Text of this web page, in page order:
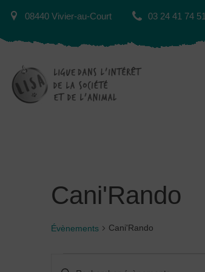
08440 Vivier-au-Court 03 24 41 74 51
Cani'Rando
Évènements Cani'Rando
Saisir